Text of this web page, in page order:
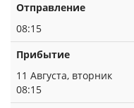
Отправление
08:15
Прибытие
11 Августа, вторник
08:15